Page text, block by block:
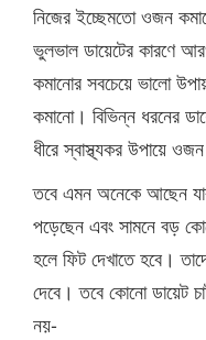
নিজের ইচ্ছেমতো ওজন
ভুলভাল ডায়েটের কারণে
কমানোর সবচেয়ে ভালো
কমানো। বিভিন্ন ধরনের
ধীরে স্বাস্থ্যকর উপায়ে
তবে এমন অনেকে আছেন
পড়েছেন এবং সামনে বড়
হলে ফিট দেখাতে হবে।
দেবে। তবে কোনো ডায়েট
নয়-